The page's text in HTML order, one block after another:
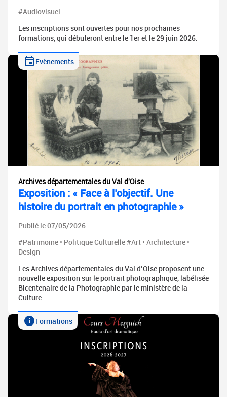
#Audiovisuel
Les inscriptions sont ouvertes pour nos prochaines
formations, qui débuteront entre le 1er et le 29 juin 2026.
Evènements
Archives départementales du Val d'Oise
Exposition : « Face à l’objectif. Une
histoire du portrait en photographie »
Publié le 07/05/2026
#Patrimoine • Politique Culturelle #Art • Architecture •
Design
Les Archives départementales du Val d’Oise proposent une
nouvelle exposition sur le portrait photographique, labélisée
Bicentenaire de la Photographie par le ministère de la
Culture.
Formations